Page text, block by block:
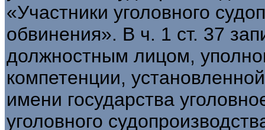
«Участники уголовного
обвинения». В ч. 1 ст. 37
должностным лицом,
компетенции,
имени государства
уголовного